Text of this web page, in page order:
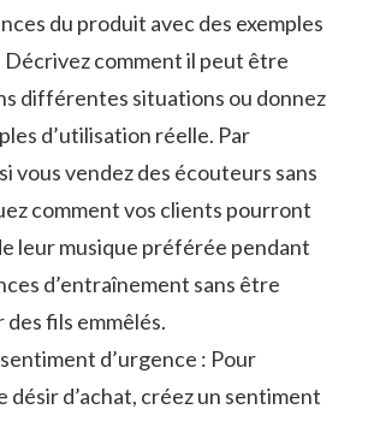
du produit avec des exemples
comment il peut être
différentes ⁤situations ou donnez
d’utilisation ‍réelle. ⁤Par
vous vendez des écouteurs sans
comment vos⁣ clients pourront
leur ‍musique préférée pendant
d’entraînement‌ sans être
des ​fils ⁤emmêlés.
⁤d’urgence ⁤: Pour
désir d’achat,‌ créez⁣ un sentiment